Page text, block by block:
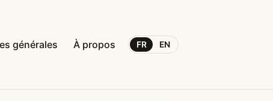
générales À propos FR EN